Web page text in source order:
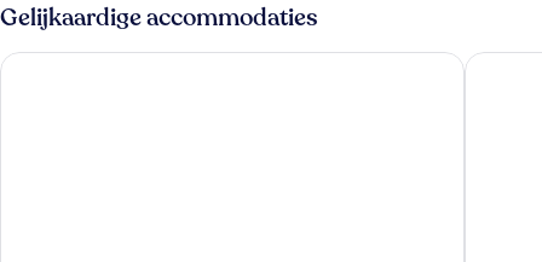
Gelijkaardige accommodaties
ULIV Mexico City